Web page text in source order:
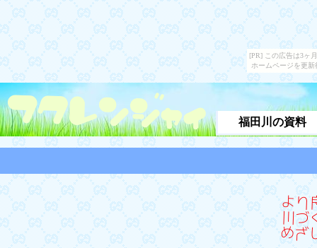
[PR] この広告は3ヶ
ホームページを更
福田川の資料